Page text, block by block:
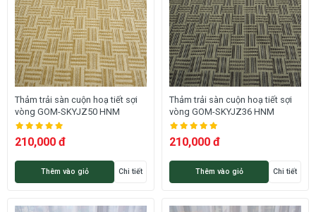
Thảm trải sàn cuộn hoạ tiết sợi
vòng GOM-SKYJZ50 HNM
210,000 đ
Thêm vào giỏ Chi tiết
Thảm trải sàn cuộn hoạ tiết sợi
vòng GOM-SKYJZ36 HNM
210,000 đ
Thêm vào giỏ Chi tiết